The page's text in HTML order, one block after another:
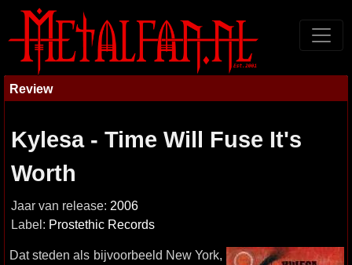
Review
Kylesa - Time Will Fuse It's
Worth
Jaar van release: 2006
Label: Prostethic Records
Dat steden als bijvoorbeeld New York,